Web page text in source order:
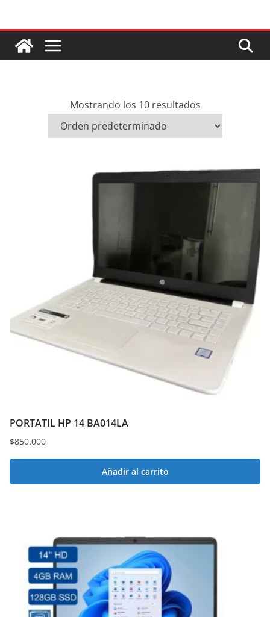
contenido
Mostrando los 10 resultados
PORTATIL HP 14 BA014LA
$850.000
Añadir al carrito